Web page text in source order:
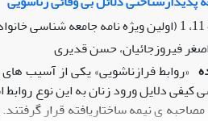
فیروزجائیان، حسن قدیری
«روابط فرازناشویی» یکی از
ی نیمه ساختاریافته قرار